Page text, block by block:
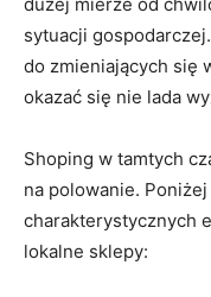
sytuacji
do zmieniających się
okazać się nie lada
Shoping w tamtych
na polowanie.
charakterystycznych
lokalne sklepy: